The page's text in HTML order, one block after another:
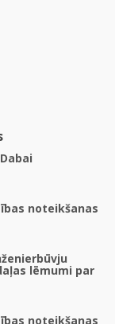
noteikšanas
lēmumi par
noteikšanas